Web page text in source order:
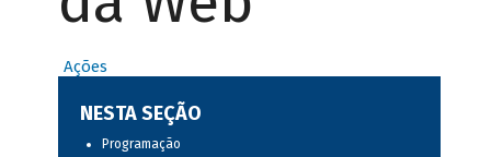
Ações
NESTA SEÇÃO
Programação